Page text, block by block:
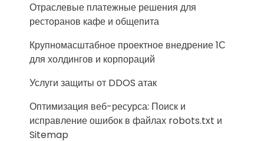
Отраслевые платежные решения для
ресторанов кафе и общепита
Крупномасштабное проектное внедрение 1С
для холдингов и корпораций
Услуги защиты от DDOS атак
Оптимизация веб-ресурса: Поиск и
исправление ошибок в файлах robots.txt и
Sitemap